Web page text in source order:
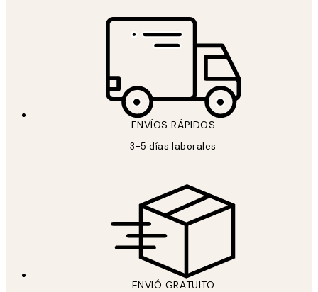
ENVÍOS RÁPIDOS
3-5 días laborales
ENVIÓ GRATUITO